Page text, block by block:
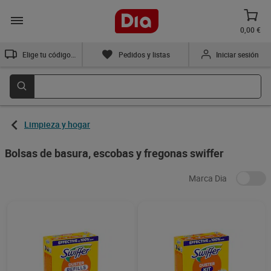
0,00 €
Pedidos y listas Iniciar sesión
Limpieza y hogar
Bolsas de basura, escobas y fregonas swiffer
Marca Dia